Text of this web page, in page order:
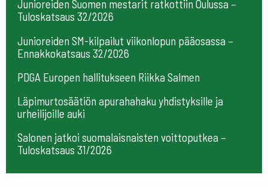
Junioreiden Suomen mestarit ratkottiin Oulussa –
Tuloskatsaus 32/2026
Junioreiden SM-kilpailut viikonlopun pääosassa –
Ennakkokatsaus 32/2026
PDGA Europen hallitukseen Riikka Salmen
Läpimurtosäätiön apurahahaku yhdistyksille ja
urheilijoille auki
Salonen jatkoi suomalaisnaisten voittoputkea –
Tuloskatsaus 31/2026